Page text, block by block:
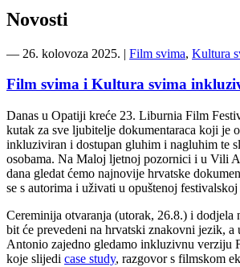
Novosti
― 26. kolovoza 2025. | Film svima, Kultura
Film svima i Kultura svima
Danas u Opatiji kreće 23. Liburnia Film
kutak za sve ljubitelje dokumentaraca koji je
inkluziviran i dostupan gluhim i nagluhim te
osobama. Na Maloj ljetnoj pozornici i u Vili
dana gledat ćemo najnovije hrvatske
se s autorima i uživati u opuštenoj
Cereminija otvaranja (utorak, 26.8.) i dodjela
bit će prevedeni na hrvatski znakovni jezik,
Antonio zajedno gledamo inkluzivnu verziju
koje slijedi case study, razgovor s filmskom